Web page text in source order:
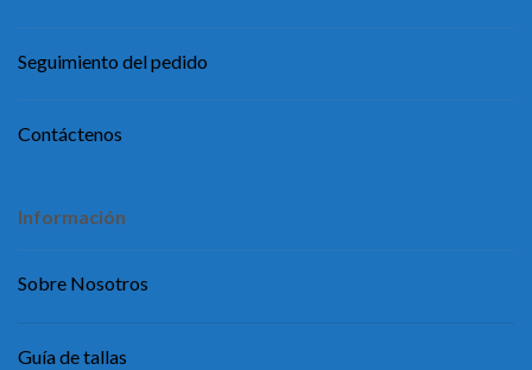
Seguimiento del pedido
Contáctenos
Información
Sobre Nosotros
Guía de tallas